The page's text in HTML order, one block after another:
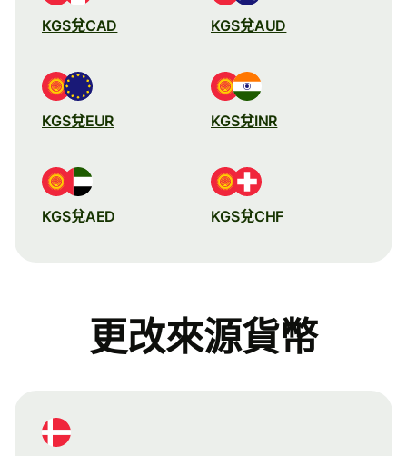
KGS兌CAD KGS兌AUD
KGS兌EUR KGS兌INR
KGS兌AED KGS兌CHF
更改來源貨幣